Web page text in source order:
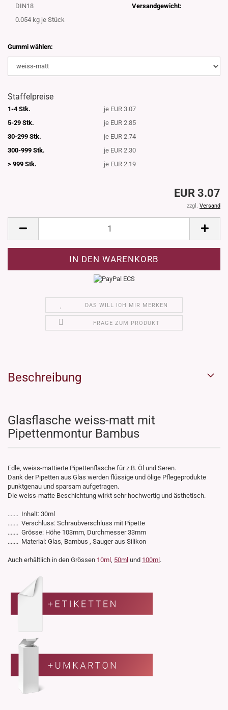
DIN18
Versandgewicht:
0.054 kg je Stück
Gummi wählen:
Staffelpreise
1-4 Stk.
je EUR 3.07
5-29 Stk.
je EUR 2.85
30-299 Stk.
je EUR 2.74
300-999 Stk.
je EUR 2.30
> 999 Stk.
je EUR 2.19
EUR 3.07
zzgl. Versand
DAS WILL ICH MIR MERKEN
FRAGE ZUM PRODUKT
Beschreibung
Glasflasche weiss-matt mit
Pipettenmontur Bambus
Edle, weiss-mattierte Pipettenflasche für z.B. Öl und Seren.
Dank der Pipetten aus Glas werden flüssige und ölige Pflegeprodukte
punktgenau und sparsam aufgetragen.
Die weiss-matte Beschichtung wirkt sehr hochwertig und ästhetisch.
....... Inhalt: 30ml
....... Verschluss: Schraubverschluss mit Pipette
....... Grösse: Höhe 103mm, Durchmesser 33mm
....... Material: Glas, Bambus , Sauger aus Silikon
Auch erhältlich in den Grössen 10ml , 50ml und 100ml .